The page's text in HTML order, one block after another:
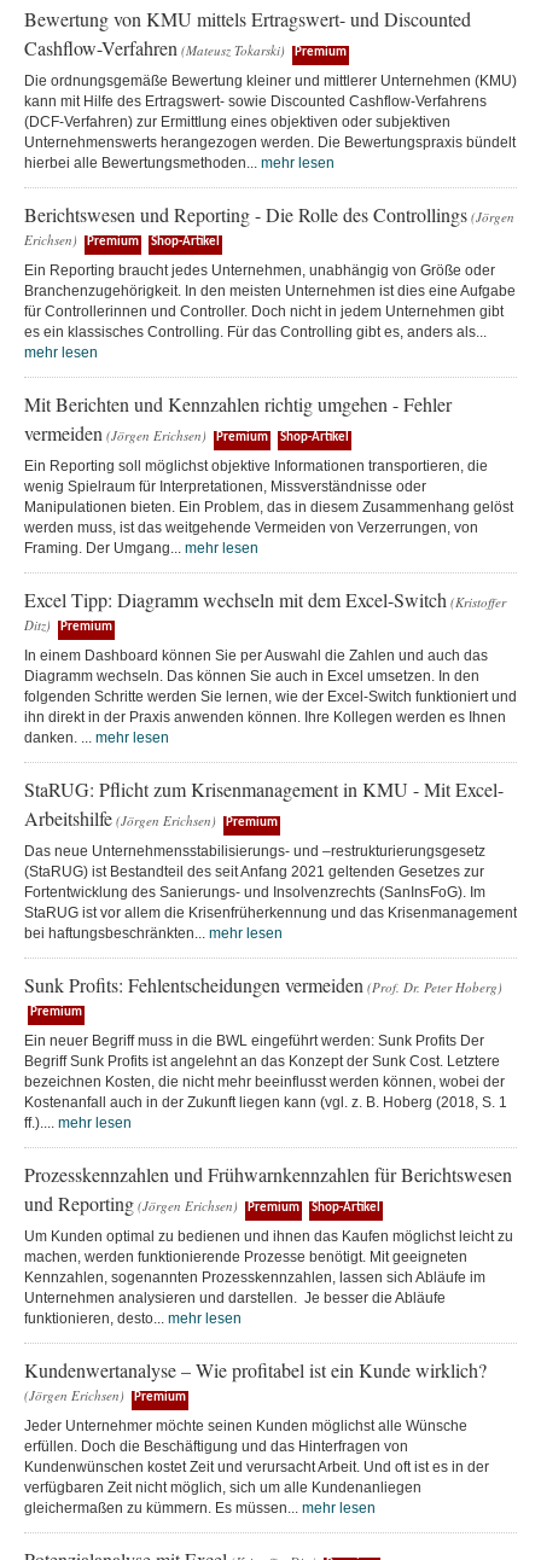
Bewertung von KMU mittels Ertragswert- und Discounted
Cashflow-Verfahren (Mateusz Tokarski) Premium
Die ordnungsgemäße Bewertung kleiner und mittlerer Unternehmen (KMU)
kann mit Hilfe des Ertragswert- sowie Discounted Cashflow-Verfahrens
(DCF-Verfahren) zur Ermittlung eines objektiven oder subjektiven
Unternehmenswerts herangezogen werden. Die Bewertungspraxis bündelt
hierbei alle Bewertungsmethoden... mehr lesen
Berichtswesen und Reporting - Die Rolle des Controllings (Jörgen
Erichsen)
Premium Shop-Artikel
Ein Reporting braucht jedes Unternehmen, unabhängig von Größe oder
Branchenzugehörigkeit. In den meisten Unternehmen ist dies eine Aufgabe
für Controllerinnen und Controller. Doch nicht in jedem Unternehmen gibt
es ein klassisches Controlling. Für das Controlling gibt es, anders als...
mehr lesen
Mit Berichten und Kennzahlen richtig umgehen - Fehler
vermeiden (Jörgen Erichsen) Premium Shop-Artikel
Ein Reporting soll möglichst objektive Informationen transportieren, die
wenig Spielraum für Interpretationen, Missverständnisse oder
Manipulationen bieten. Ein Problem, das in diesem Zusammenhang gelöst
werden muss, ist das weitgehende Vermeiden von Verzerrungen, von
Framing. Der Umgang... mehr lesen
Excel Tipp: Diagramm wechseln mit dem Excel-Switch (Kristoffer
Ditz)
Premium
In einem Dashboard können Sie per Auswahl die Zahlen und auch das
Diagramm wechseln. Das können Sie auch in Excel umsetzen. In den
folgenden Schritte werden Sie lernen, wie der Excel-Switch funktioniert und
ihn direkt in der Praxis anwenden können. Ihre Kollegen werden es Ihnen
danken. ... mehr lesen
StaRUG: Pflicht zum Krisenmanagement in KMU - Mit Excel-
Arbeitshilfe (Jörgen Erichsen) Premium
Das neue Unternehmensstabilisierungs- und –restrukturierungsgesetz
(StaRUG) ist Bestandteil des seit Anfang 2021 geltenden Gesetzes zur
Fortentwicklung des Sanierungs- und Insolvenzrechts (SanInsFoG). Im
StaRUG ist vor allem die Krisenfrüherkennung und das Krisenmanagement
bei haftungsbeschränkten... mehr lesen
Sunk Profits: Fehlentscheidungen vermeiden (Prof. Dr. Peter Hoberg)
Premium
Ein neuer Begriff muss in die BWL eingeführt werden: Sunk Profits Der
Begriff Sunk Profits ist angelehnt an das Konzept der Sunk Cost. Letztere
bezeichnen Kosten, die nicht mehr beeinflusst werden können, wobei der
Kostenanfall auch in der Zukunft liegen kann (vgl. z. B. Hoberg (2018, S. 1
ff.).... mehr lesen
Prozesskennzahlen und Frühwarnkennzahlen für Berichtswesen
und Reporting (Jörgen Erichsen) Premium Shop-Artikel
Um Kunden optimal zu bedienen und ihnen das Kaufen möglichst leicht zu
machen, werden funktionierende Prozesse benötigt. Mit geeigneten
Kennzahlen, sogenannten Prozesskennzahlen, lassen sich Abläufe im
Unternehmen analysieren und darstellen. Je besser die Abläufe
funktionieren, desto... mehr lesen
Kundenwertanalyse – Wie profitabel ist ein Kunde wirklich?
(Jörgen Erichsen) Premium
Jeder Unternehmer möchte seinen Kunden möglichst alle Wünsche
erfüllen. Doch die Beschäftigung und das Hinterfragen von
Kundenwünschen kostet Zeit und verursacht Arbeit. Und oft ist es in der
verfügbaren Zeit nicht möglich, sich um alle Kundenanliegen
gleichermaßen zu kümmern. Es müssen... mehr lesen